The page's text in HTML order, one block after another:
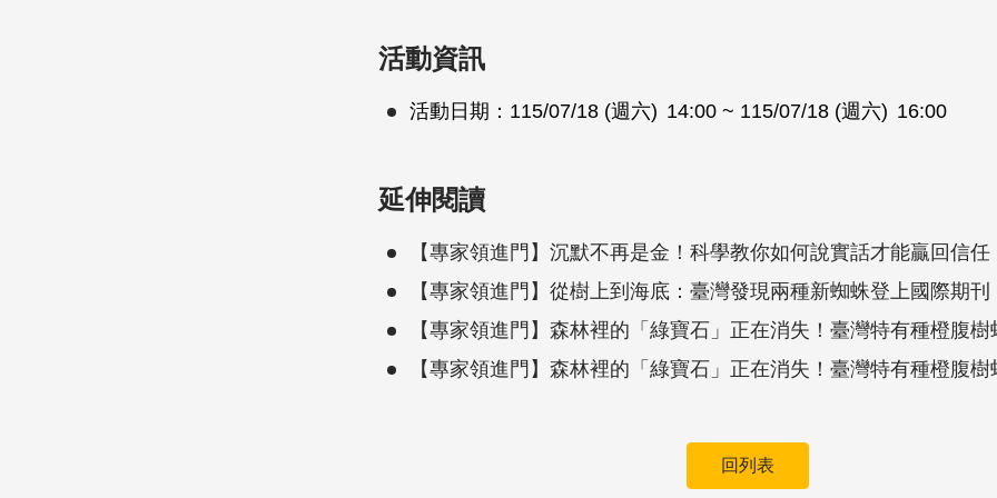
活動資訊
活動日期： 115/07/18 (週六) 14:00 ~ 115/07/18 (週六) 16:00
延伸閱讀
【專家領進門】沉默不再是金！科學教你如何說實話才能贏回信任
【專家領進門】從樹上到海底：臺灣發現兩種新蜘蛛登上國際期刊
【專家領進門】森林裡的「綠寶石」正在消失！臺灣特有種橙腹樹
【專家領進門】森林裡的「綠寶石」正在消失！臺灣特有種橙腹樹
回列表